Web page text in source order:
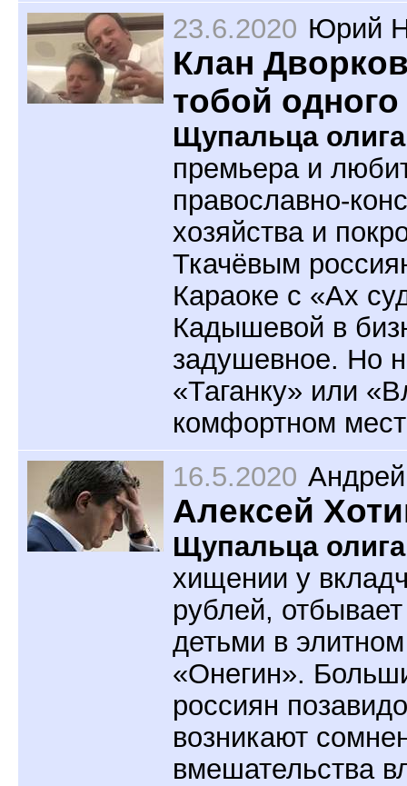
23.6.2020 Юрий
Клан
тобой
Щупальца
премьера и
православно-
хозяйства и
Ткачёвым
Караоке с «Ах
Кадышевой в
задушевное. Но
«Таганку» или
комфортном
16.5.2020
Алексей
Щупальца
хищении у
рублей,
детьми в
«Онегин».
россиян
возникают
вмешательства